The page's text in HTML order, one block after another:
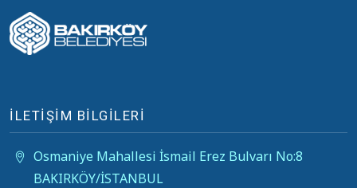
İLETİŞİM BİLGİLERİ
Osmaniye Mahallesi İsmail Erez Bulvarı No:8
BAKIRKÖY/İSTANBUL